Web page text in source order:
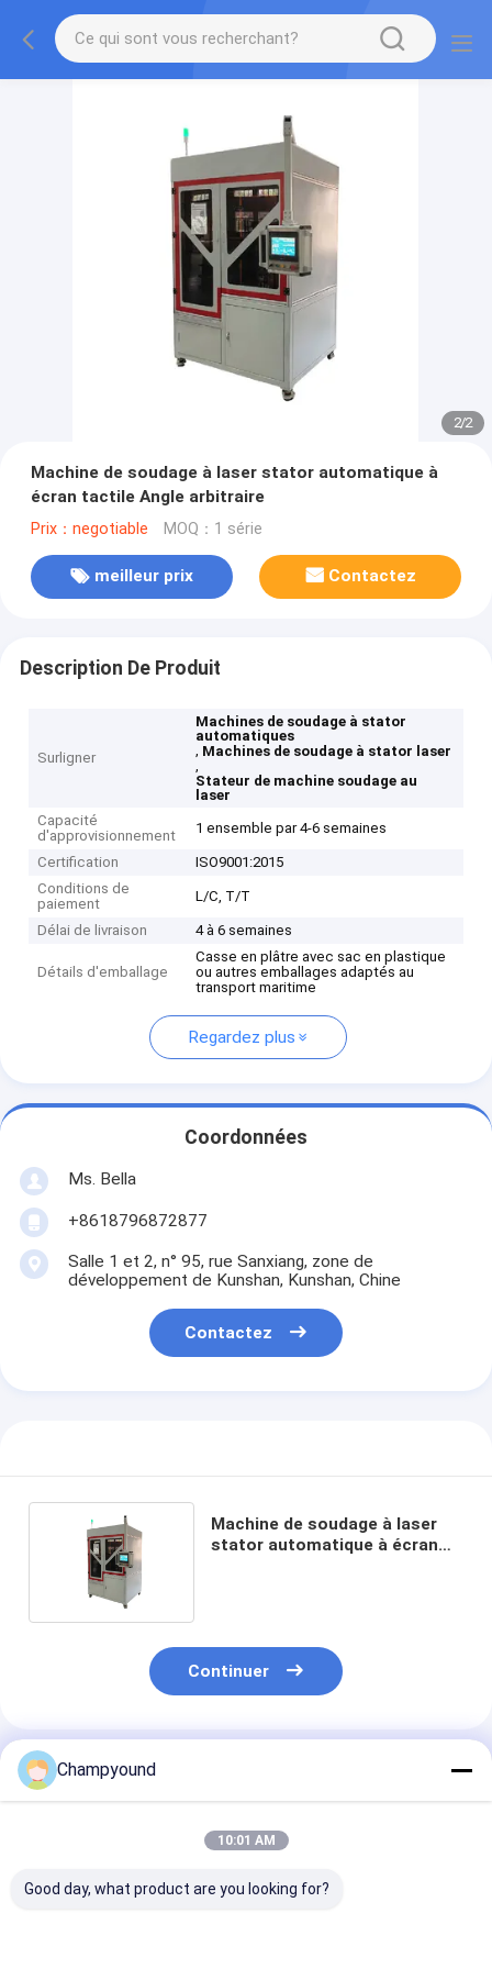
2/2
Machine de soudage à laser stator automatique à
écran tactile Angle arbitraire
Prix：negotiable MOQ：1 série
meilleur prix Contactez
Description De Produit
Surligner
Machines de soudage à stator
automatiques
, Machines de soudage à stator laser
,
Stateur de machine soudage au
laser
Capacité
d'approvisionnement
1 ensemble par 4-6 semaines
Certification
ISO9001:2015
Conditions de
paiement
L/C, T/T
Délai de livraison 4 à 6 semaines
Détails d'emballage
Casse en plâtre avec sac en plastique
ou autres emballages adaptés au
transport maritime
Regardez plus
Coordonnées
Ms. Bella
+8618796872877
Salle 1 et 2, n° 95, rue Sanxiang, zone de
développement de Kunshan, Kunshan, Chine
Contactez
Machine de soudage à laser
stator automatique à écran
Continuer
Produits Recommandés
Champyound
10:01 AM
Good day, what product are you looking for?